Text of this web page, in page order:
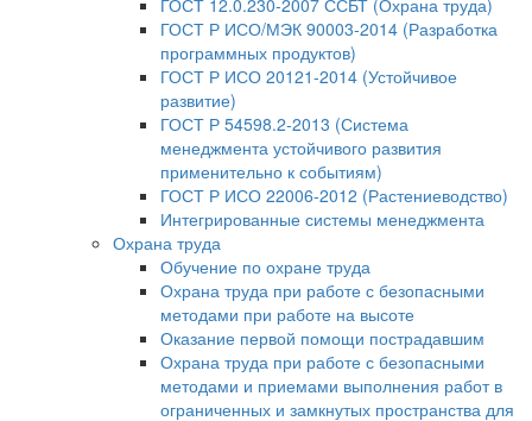
ГОСТ Р ИСО/МЭК 90003-2014 (Разработка
программных продуктов)
ГОСТ Р ИСО 20121-2014 (Устойчивое
развитие)
ГОСТ Р 54598.2-2013 (Система
менеджмента устойчивого развития
применительно к событиям)
ГОСТ Р ИСО 22006-2012 (Растениеводство)
Интегрированные системы менеджмента
Охрана труда
Обучение по охране труда
Охрана труда при работе с безопасными
методами при работе на высоте
Оказание первой помощи пострадавшим
Охрана труда при работе с безопасными
методами и приемами выполнения работ в
ограниченных и замкнутых пространства для